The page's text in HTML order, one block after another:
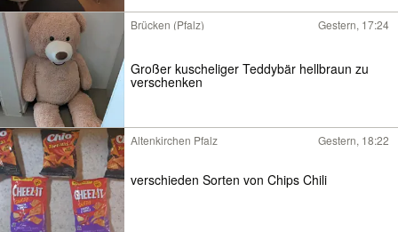
Brücken (Pfalz) Gestern, 17:24
Großer kuscheliger Teddybär hellbraun zu
verschenken
Altenkirchen Pfalz Gestern, 18:22
verschieden Sorten von Chips Chili